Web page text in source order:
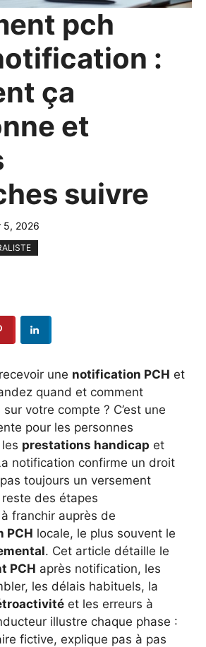
pch
:
ça
et
suivre
5, 2026
une notification PCH et
quand et comment
sur votre compte ? C’est une
pour les personnes
prestations handicap et
notification confirme un droit
toujours un versement
des étapes
franchir auprès de
PCH locale, le plus souvent le
. Cet article détaille le
PCH après notification, les
les délais habituels, la
et les erreurs à
illustre chaque phase :
fictive, explique pas à pas